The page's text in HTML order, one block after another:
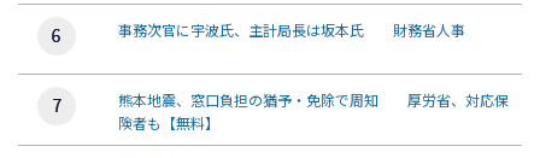
事務次官に宇波氏、主計局長は坂本氏 財務省人事
熊本地震、窓口負担の猶予・免除で周知 厚労省、対応保
険者も【無料】